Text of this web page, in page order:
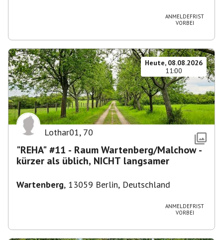
ANMELDEFRIST
VORBEI
Heute, 08.08.2026
11:00
Lothar01, 70
"REHA" #11 - Raum Wartenberg/Malchow -
kürzer als üblich, NICHT langsamer
Wartenberg, 13059 Berlin, Deutschland
ANMELDEFRIST
VORBEI